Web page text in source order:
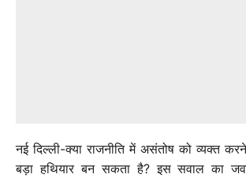
नई दिल्ली-क्या राजनीति में असंतोष को व्यक्त
बड़ा हथियार बन सकता है? इस सवाल का